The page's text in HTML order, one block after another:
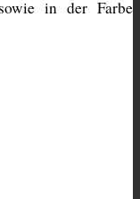
in der Farbe